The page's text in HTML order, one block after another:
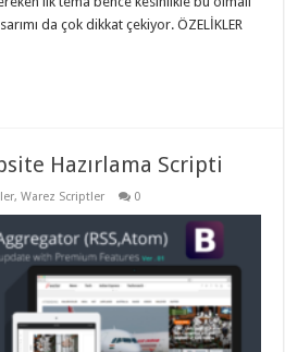
da çok dikkat çekiyor. ÖZELİKLER
Hazırlama Scripti
,Warez Scriptler 0